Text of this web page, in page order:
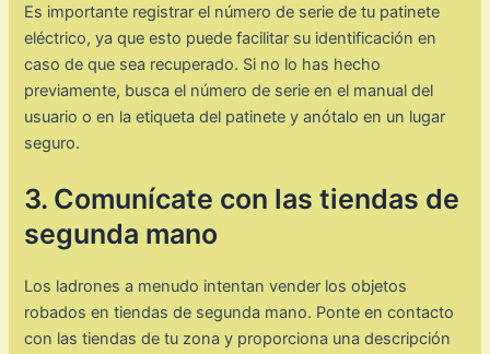
Es importante registrar el número de serie de tu patinete
eléctrico, ya que esto puede facilitar su identificación en
caso de que sea recuperado. Si no lo has hecho
previamente, busca el número de serie en el manual del
usuario o en la etiqueta del patinete y anótalo en un lugar
seguro.
3. Comunícate con las tiendas de
segunda mano
Los ladrones a menudo intentan vender los objetos
robados en tiendas de segunda mano. Ponte en contacto
con las tiendas de tu zona y proporciona una descripción